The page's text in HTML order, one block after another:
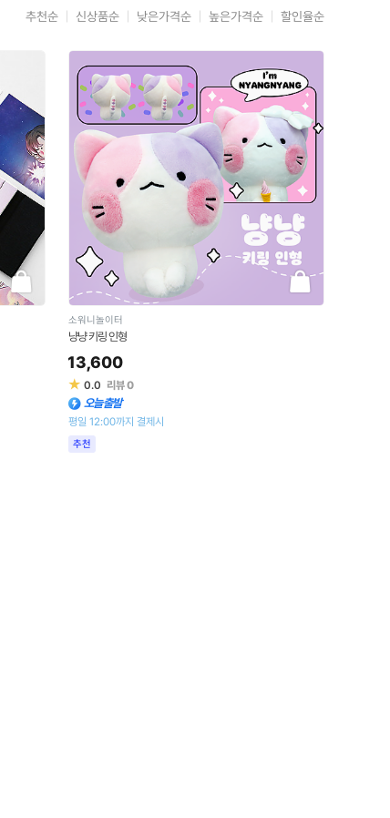
추천순 신상품순 낮은가격순 높은가격순 할인율순
소워니놀이터
냥냥 키링 인형
13,600
★ 0.0 리뷰0
오늘출발
평일 12:00까지 결제시
추천